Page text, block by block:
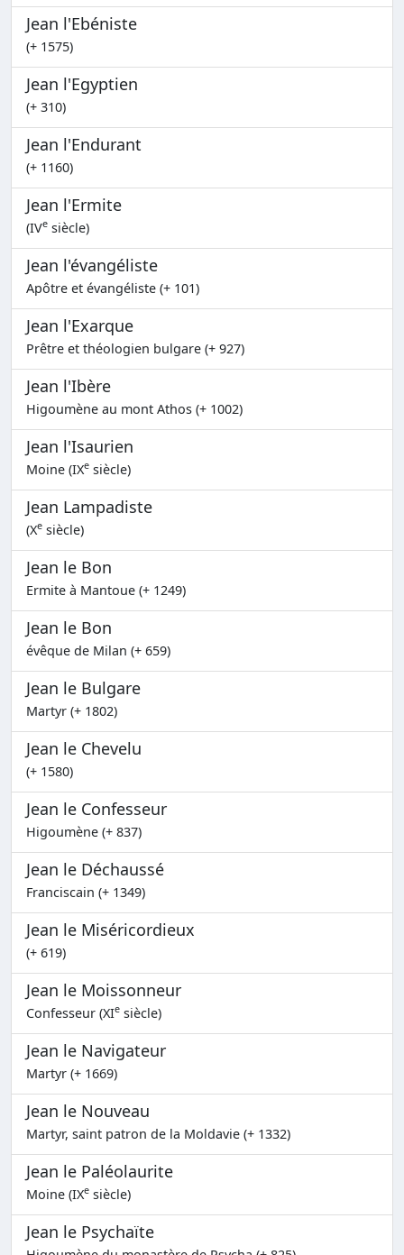
Jean l'Ebéniste
(+ 1575)
Jean l'Egyptien
(+ 310)
Jean l'Endurant
(+ 1160)
Jean l'Ermite
(IVe siècle)
Jean l'évangéliste
Apôtre et évangéliste (+ 101)
Jean l'Exarque
Prêtre et théologien bulgare (+ 927)
Jean l'Ibère
Higoumène au mont Athos (+ 1002)
Jean l'Isaurien
Moine (IXe siècle)
Jean Lampadiste
(Xe siècle)
Jean le Bon
Ermite à Mantoue (+ 1249)
Jean le Bon
évêque de Milan (+ 659)
Jean le Bulgare
Martyr (+ 1802)
Jean le Chevelu
(+ 1580)
Jean le Confesseur
Higoumène (+ 837)
Jean le Déchaussé
Franciscain (+ 1349)
Jean le Miséricordieux
(+ 619)
Jean le Moissonneur
Confesseur (XIe siècle)
Jean le Navigateur
Martyr (+ 1669)
Jean le Nouveau
Martyr, saint patron de la Moldavie (+ 1332)
Jean le Paléolaurite
Moine (IXe siècle)
Jean le Psychaïte